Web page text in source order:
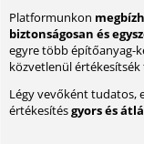
Platformunkon
biztonságosan és
egyre több építőanyag-
közvetlenül
Légy vevőként tudatos,
értékesítésgyors és